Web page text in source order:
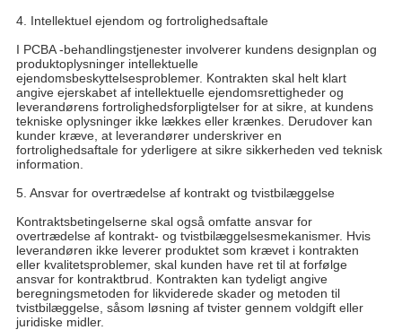
4. Intellektuel ejendom og fortrolighedsaftale
I PCBA -behandlingstjenester involverer kundens designplan og
produktoplysninger intellektuelle
ejendomsbeskyttelsesproblemer. Kontrakten skal helt klart
angive ejerskabet af intellektuelle ejendomsrettigheder og
leverandørens fortrolighedsforpligtelser for at sikre, at kundens
tekniske oplysninger ikke lækkes eller krænkes. Derudover kan
kunder kræve, at leverandører underskriver en
fortrolighedsaftale for yderligere at sikre sikkerheden ved teknisk
information.
5. Ansvar for overtrædelse af kontrakt og tvistbilæggelse
Kontraktsbetingelserne skal også omfatte ansvar for
overtrædelse af kontrakt- og tvistbilæggelsesmekanismer. Hvis
leverandøren ikke leverer produktet som krævet i kontrakten
eller kvalitetsproblemer, skal kunden have ret til at forfølge
ansvar for kontraktbrud. Kontrakten kan tydeligt angive
beregningsmetoden for likviderede skader og metoden til
tvistbilæggelse, såsom løsning af tvister gennem voldgift eller
juridiske midler.